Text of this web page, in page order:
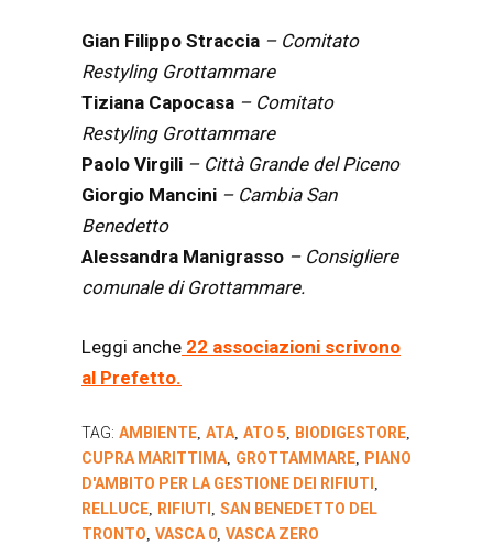
Gian Filippo Straccia – Comitato
Restyling Grottammare
Tiziana Capocasa – Comitato
Restyling Grottammare
Paolo Virgili – Città Grande del Piceno
Giorgio Mancini – Cambia San
Benedetto
Alessandra Manigrasso – Consigliere
comunale di Grottammare.
Leggi anche 22 associazioni scrivono
al Prefetto.
TAG: AMBIENTE, ATA, ATO 5, BIODIGESTORE,
CUPRA MARITTIMA, GROTTAMMARE, PIANO
D'AMBITO PER LA GESTIONE DEI RIFIUTI ,
RELLUCE, RIFIUTI , SAN BENEDETTO DEL
TRONTO, VASCA 0, VASCA ZERO